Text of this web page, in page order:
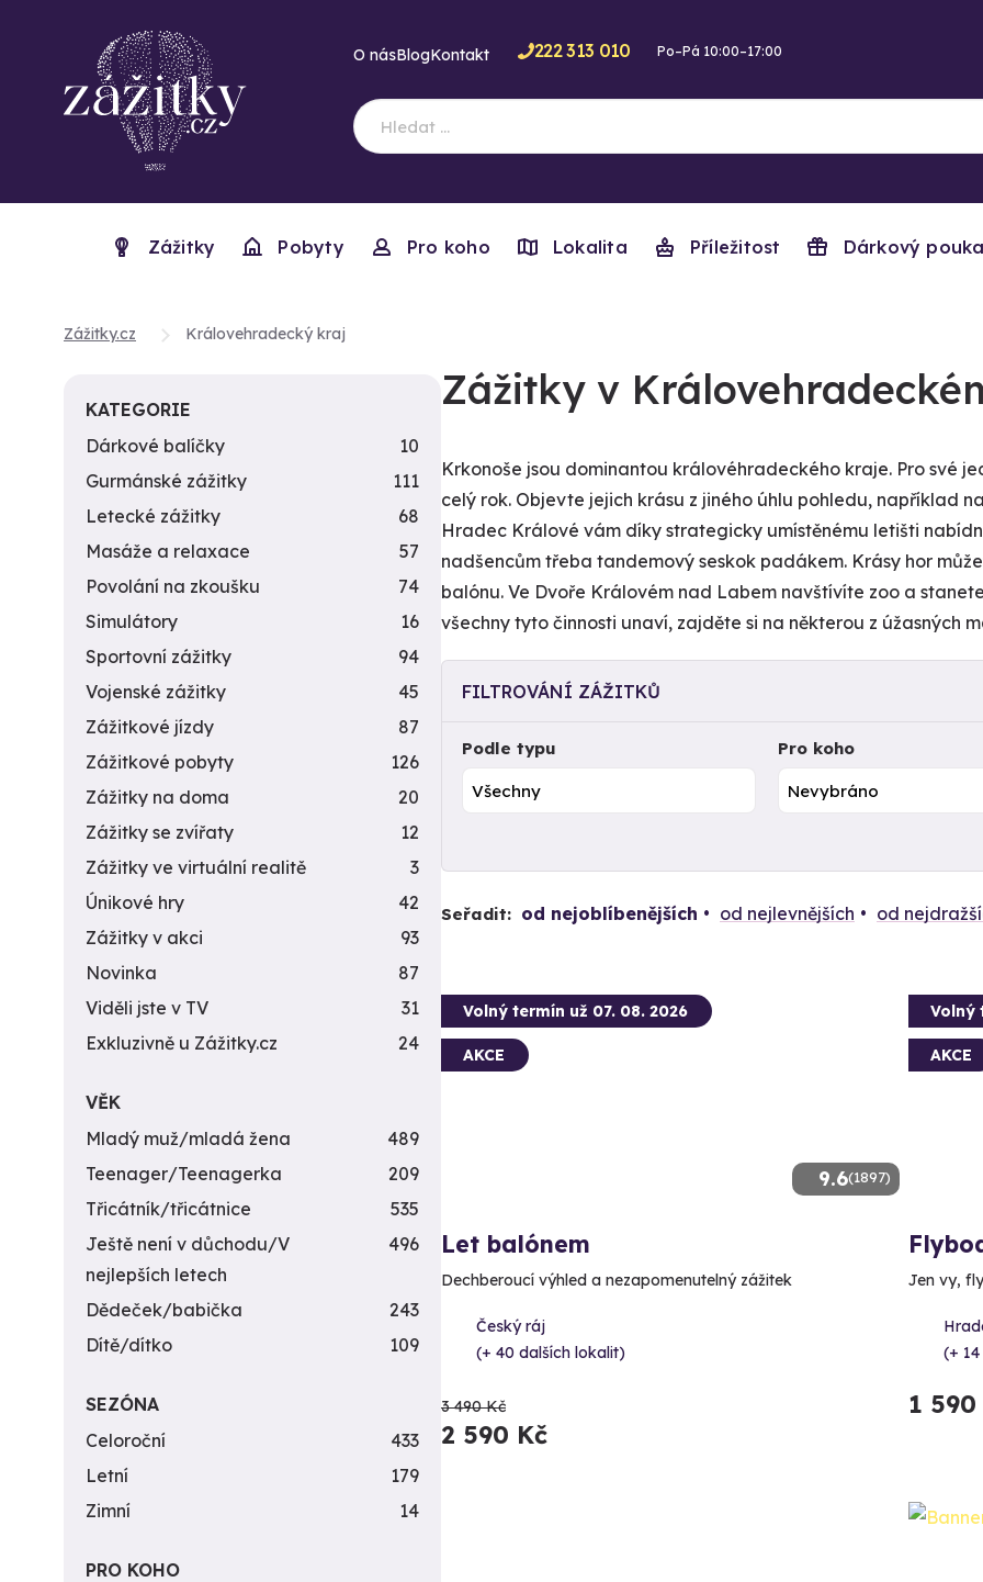
O násBlogKontakt 222 313 010 Po–Pá 10:00–17:00
Zážitky Pobyty Pro koho Lokalita Příležitost Dárkový
Zážitky.cz Královehradecký kraj
Zážitky v
Krkonoše jsou dominantou královéhradeckého kraje. Pro své
celý rok. Objevte jejich krásu z jiného úhlu pohledu, například
Hradec Králové vám díky strategicky umístěnému letišti
nadšencům třeba tandemový seskok padákem. Krásy hor
balónu. Ve Dvoře Královém nad Labem navštívíte zoo a
všechny tyto činnosti unaví, zajděte si na některou z úžasných
FILTROVÁNÍ ZÁŽITKŮ
Podle typu Pro koho
Seřadit: od nejoblíbenějších od nejlevnějších od
9.6(1897)
Volný termín už 07. 08. 2026
AKCE
Let balónem
Dechberoucí výhled a nezapomenutelný zážitek
Český ráj
(+ 40 dalších lokalit)
3 490 Kč
2 590 Kč
Volný
AKCE
Jen vy,
(+
1 590
KATEGORIE
Dárkové balíčky
10
Gurmánské zážitky
111
Letecké zážitky
68
Masáže a relaxace
57
Povolání na zkoušku
74
Simulátory
16
Sportovní zážitky
94
Vojenské zážitky
45
Zážitkové jízdy
87
Zážitkové pobyty
126
Zážitky na doma
20
Zážitky se zvířaty
12
Zážitky ve virtuální realitě
3
Únikové hry
42
Zážitky v akci
93
Novinka
87
Viděli jste v TV
31
Exkluzivně u Zážitky.cz
24
VĚK
Mladý muž/mladá žena
489
Teenager/Teenagerka
209
Třicátník/třicátnice
535
Ještě není v důchodu/V
nejlepších letech
496
Dědeček/babička
243
Dítě/dítko
109
SEZÓNA
Celoroční
433
Letní
179
Zimní
14
PRO KOHO